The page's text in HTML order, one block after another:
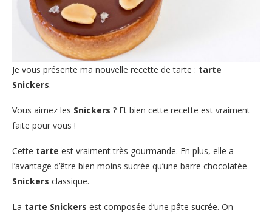
Je vous présente ma nouvelle recette de tarte : tarte
Snickers.
Vous aimez les Snickers ? Et bien cette recette est vraiment
faite pour vous !
Cette tarte est vraiment très gourmande. En plus, elle a
l’avantage d’être bien moins sucrée qu’une barre chocolatée
Snickers classique.
La tarte Snickers est composée d’une pâte sucrée. On